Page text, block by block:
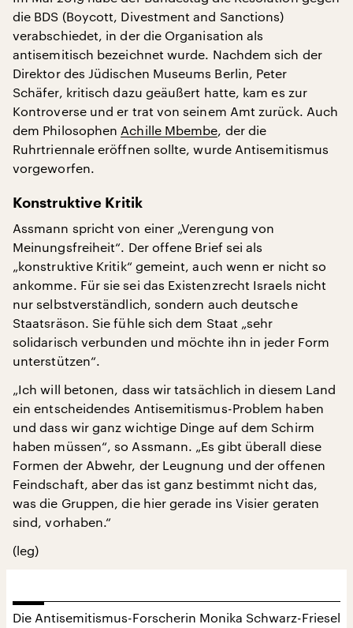
die BDS (Boycott, Divestment and Sanctions)
verabschiedet, in der die Organisation als
antisemitisch bezeichnet wurde. Nachdem sich der
Direktor des Jüdischen Museums Berlin, Peter
Schäfer, kritisch dazu geäußert hatte, kam es zur
Kontroverse und er trat von seinem Amt zurück. Auch
dem Philosophen Achille Mbembe, der die
Ruhrtriennale eröffnen sollte, wurde Antisemitismus
vorgeworfen.
Konstruktive Kritik
Assmann spricht von einer „Verengung von
Meinungsfreiheit“. Der offene Brief sei als
„konstruktive Kritik“ gemeint, auch wenn er nicht so
ankomme. Für sie sei das Existenzrecht Israels nicht
nur selbstverständlich, sondern auch deutsche
Staatsräson. Sie fühle sich dem Staat „sehr
solidarisch verbunden und möchte ihn in jeder Form
unterstützen“.
„Ich will betonen, dass wir tatsächlich in diesem Land
ein entscheidendes Antisemitismus-Problem haben
und dass wir ganz wichtige Dinge auf dem Schirm
haben müssen“, so Assmann. „Es gibt überall diese
Formen der Abwehr, der Leugnung und der offenen
Feindschaft, aber das ist ganz bestimmt nicht das,
was die Gruppen, die hier gerade ins Visier geraten
sind, vorhaben.“
(leg)
Die Antisemitismus-Forscherin Monika Schwarz-Friesel